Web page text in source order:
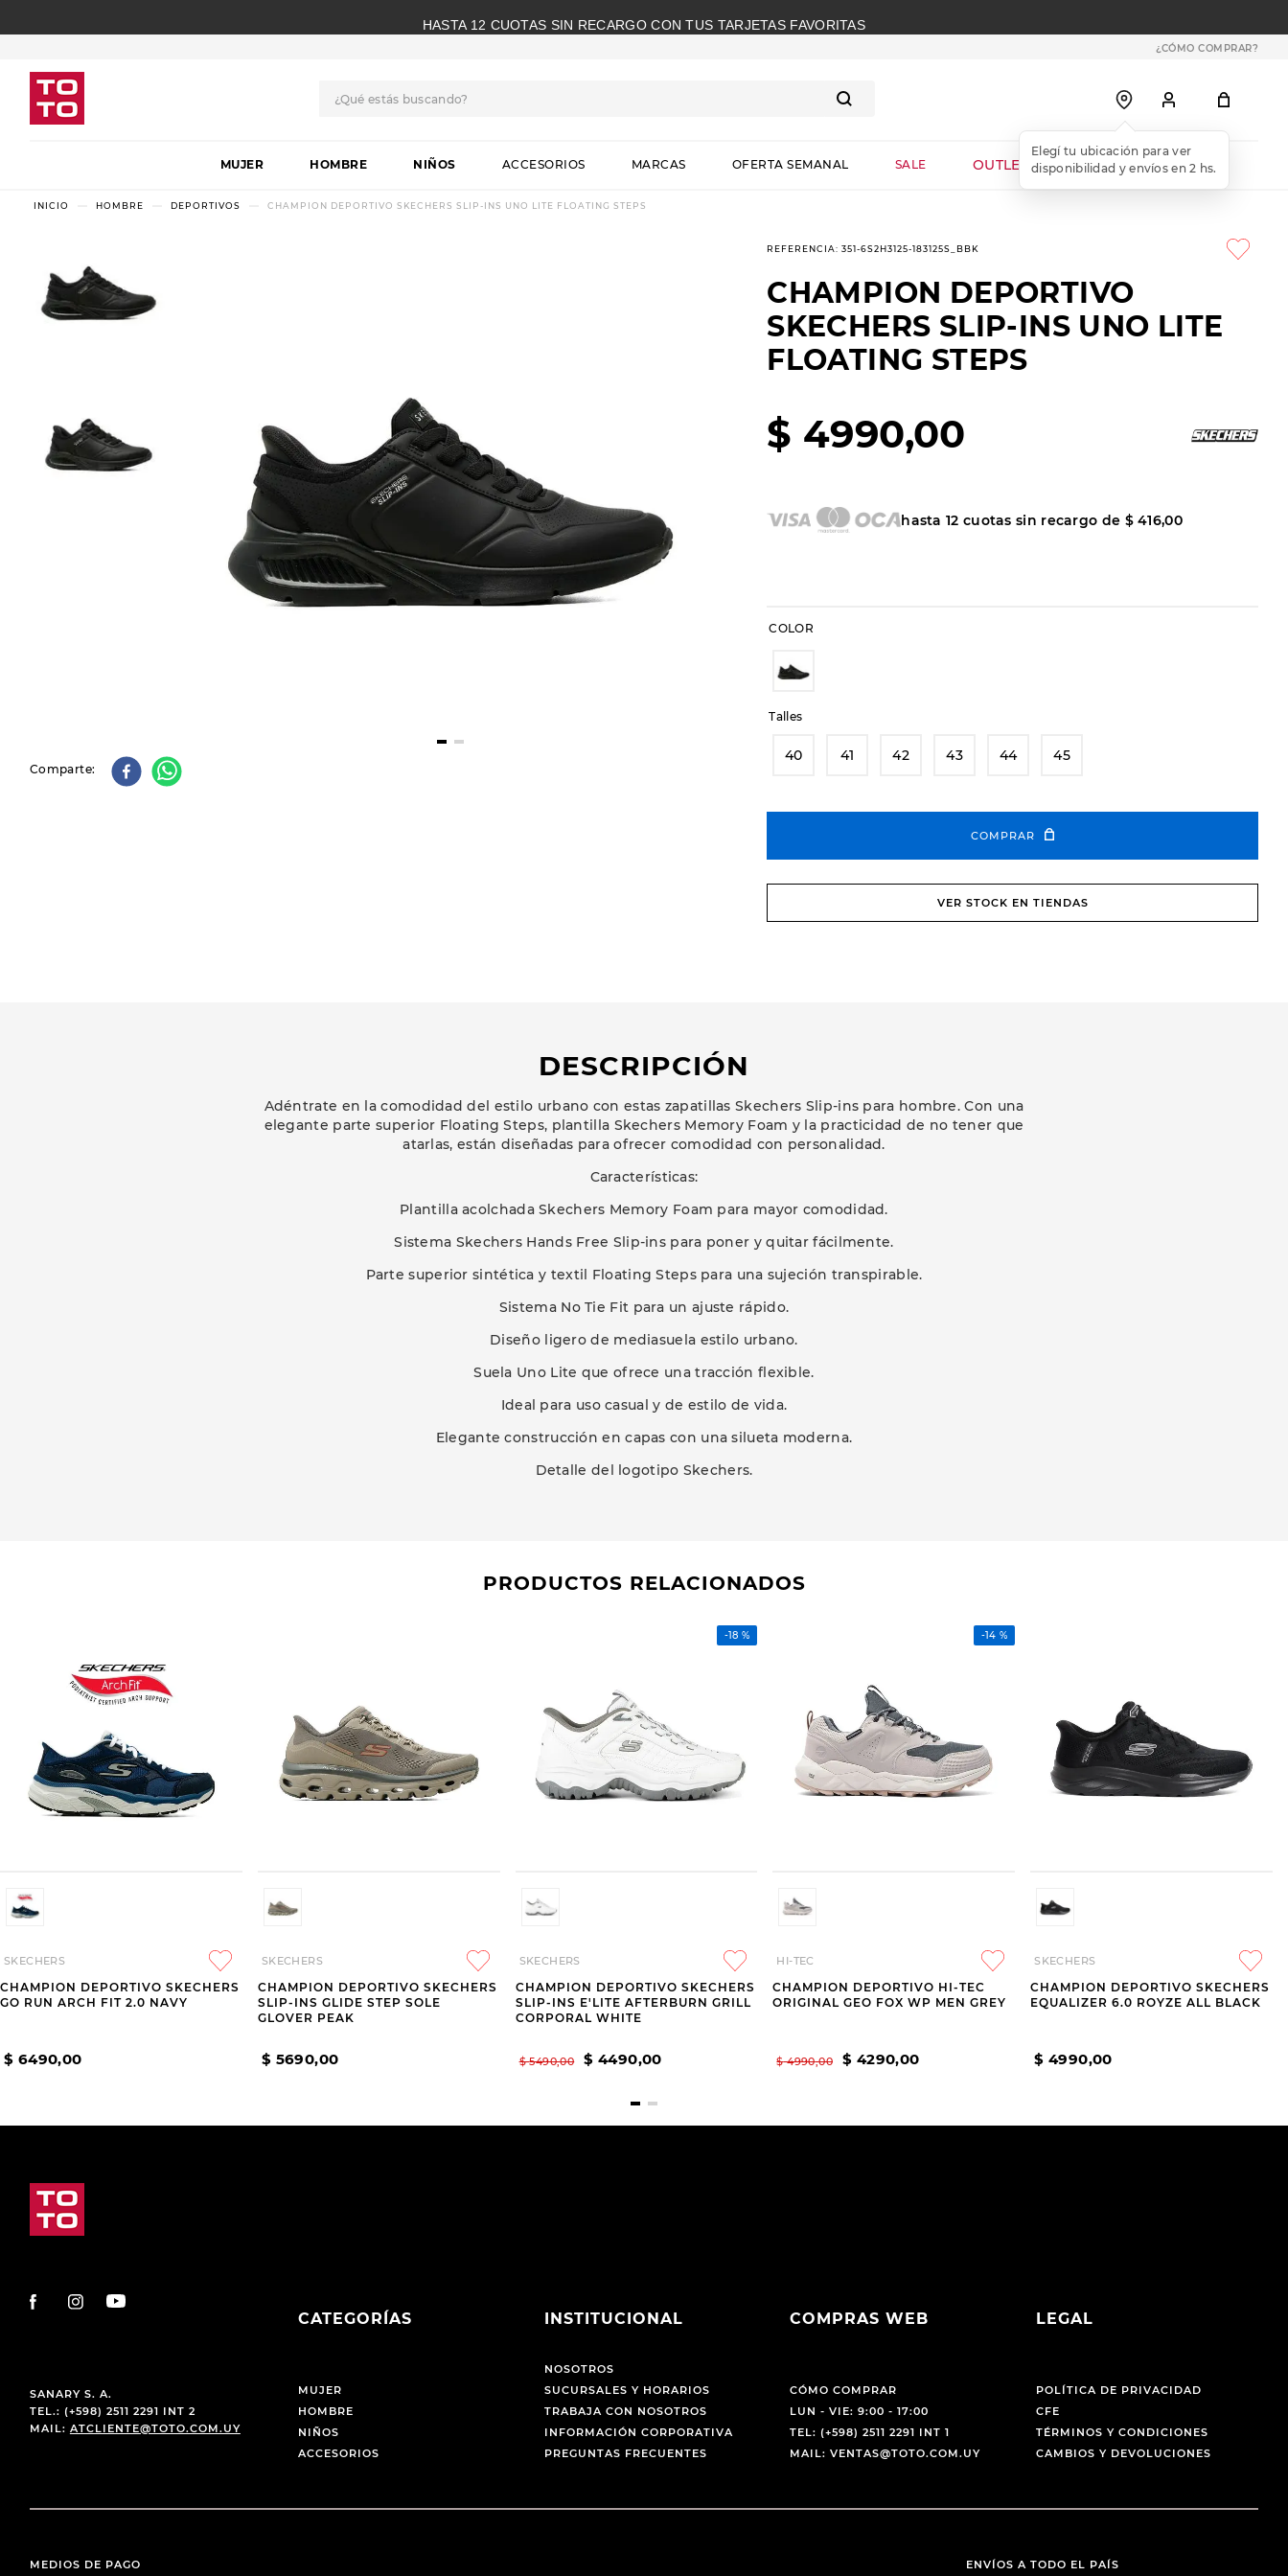
HASTA 12 CUOTAS SIN RECARGO CON TUS TARJETAS FAVORITAS
¿CÓMO COMPRAR?
MUJER HOMBRE NIÑOS ACCESORIOS MARCAS OFERTA SEMANAL SALE OUTLET WEB
HOMBRE DEPORTIVOS CHAMPION DEPORTIVO SKECHERS SLIP-INS UNO LITE FLOATING STEPS
Comparte
REFERENCIA:351-6S2H3125-183125S_BBK
CHAMPION DEPORTIVO
SKECHERS SLIP-INS UNO LITE
FLOATING STEPS
$ 4990,00
hasta12 cuotas sin recargo de $ 416,00
COLOR
Talles
40 41 42 43 44 45
COMPRAR
VER STOCK EN TIENDAS
DESCRIPCIÓN
Adéntrate en la comodidad del estilo urbano con estas zapatillas Skechers Slip-ins para hombre. Con una
elegante parte superior Floating Steps, plantilla Skechers Memory Foam y la practicidad de no tener que
atarlas, están diseñadas para ofrecer comodidad con personalidad.
Características:
Plantilla acolchada Skechers Memory Foam para mayor comodidad.
Sistema Skechers Hands Free Slip-ins para poner y quitar fácilmente.
Parte superior sintética y textil Floating Steps para una sujeción transpirable.
Sistema No Tie Fit para un ajuste rápido.
Diseño ligero de mediasuela estilo urbano.
Suela Uno Lite que ofrece una tracción flexible.
Ideal para uso casual y de estilo de vida.
Elegante construcción en capas con una silueta moderna.
Detalle del logotipo Skechers.
PRODUCTOS RELACIONADOS
SKECHERS
CHAMPION DEPORTIVO SKECHERS
GO RUN ARCH FIT 2.0 NAVY
$ 6490,00
SKECHERS
CHAMPION DEPORTIVO SKECHERS
SLIP-INS GLIDE STEP SOLE
GLOVER PEAK
$ 5690,00
-18 %
SKECHERS
CHAMPION DEPORTIVO SKECHERS
SLIP-INS E'LITE AFTERBURN GRILL
CORPORAL WHITE
$ 5490,00 $ 4490,00
-14 %
HI-TEC
CHAMPION DEPORTIVO HI-TEC
ORIGINAL GEO FOX WP MEN GREY
$ 4990,00 $ 4290,00
SKECHERS
CHAMPION DEPORTIVO SKECHERS
EQUALIZER 6.0 ROYZE ALL BLACK
$ 4990,00
SANARY S. A.
TEL.: (+598) 2511 2291 INT 2
MAIL: ATCLIENTE@TOTO.COM.UY
CATEGORÍAS
MUJER
HOMBRE
NIÑOS
ACCESORIOS
INSTITUCIONAL
NOSOTROS
SUCURSALES Y HORARIOS
TRABAJA CON NOSOTROS
INFORMACIÓN CORPORATIVA
PREGUNTAS FRECUENTES
COMPRAS WEB
CÓMO COMPRAR
LUN - VIE: 9:00 - 17:00
TEL: (+598) 2511 2291 INT 1
MAIL: VENTAS@TOTO.COM.UY
LEGAL
POLÍTICA DE PRIVACIDAD
CFE
TÉRMINOS Y CONDICIONES
CAMBIOS Y DEVOLUCIONES
MEDIOS DE PAGO ENVÍOS A TODO EL PAÍS
1.
botas
skechers
.
slip-ins
10. botas dama